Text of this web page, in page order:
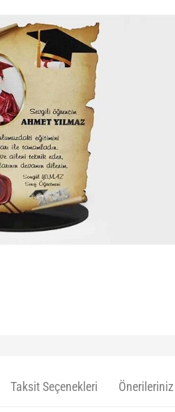
Taksit Seçenekleri Önerileriniz